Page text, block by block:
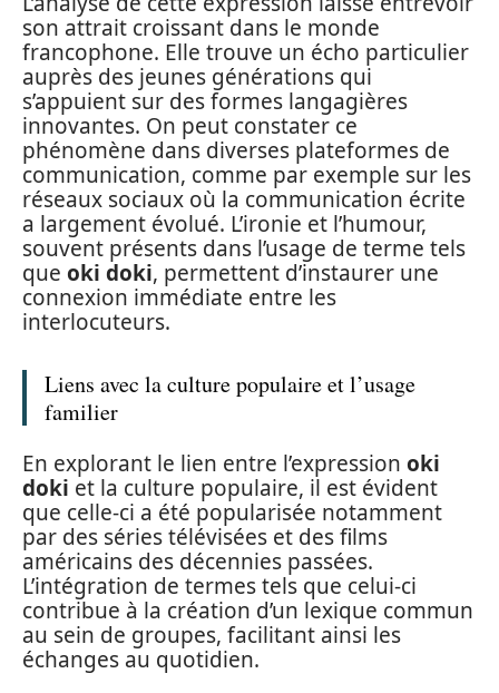
son attrait croissant dans le monde
francophone. Elle trouve un écho particulier
auprès des jeunes générations qui
s’appuient sur des formes langagières
innovantes. On peut constater ce
phénomène dans diverses plateformes de
communication, comme par exemple sur les
réseaux sociaux où la communication écrite
a largement évolué. L’ironie et l’humour,
souvent présents dans l’usage de terme tels
que oki doki, permettent d’instaurer une
connexion immédiate entre les
interlocuteurs.
Liens avec la culture populaire et l’usage
familier
En explorant le lien entre l’expression oki
doki et la culture populaire, il est évident
que celle-ci a été popularisée notamment
par des séries télévisées et des films
américains des décennies passées.
L’intégration de termes tels que celui-ci
contribue à la création d’un lexique commun
au sein de groupes, facilitant ainsi les
échanges au quotidien.